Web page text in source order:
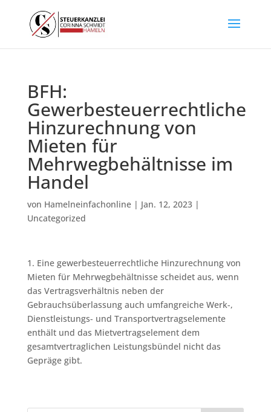
BFH:
Gewerbesteuerrechtliche
Hinzurechnung von
Mieten für
Mehrwegbehältnisse im
Handel
von Hamelneinfachonline| Jan. 12, 2023|
Uncategorized
1. Eine gewerbesteuerrechtliche Hinzurechnung von
Mieten für Mehrwegbehältnisse scheidet aus, wenn
das Vertragsverhältnis neben der
Gebrauchsüberlassung auch umfangreiche Werk-,
Dienstleistungs- und Transportvertragselemente
enthält und das Mietvertragselement dem
gesamtvertraglichen Leistungsbündel nicht das
Gepräge gibt.